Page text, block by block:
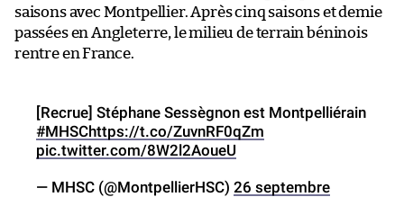
saisons avec Montpellier. Après cinq saisons et demie
passées en Angleterre, le milieu de terrain béninois
rentre en France.
[Recrue] Stéphane Sessègnon est Montpelliérain
#MHSChttps://t.co/ZuvnRF0qZm
pic.twitter.com/8W2l2AoueU
— MHSC (@MontpellierHSC) 26 septembre